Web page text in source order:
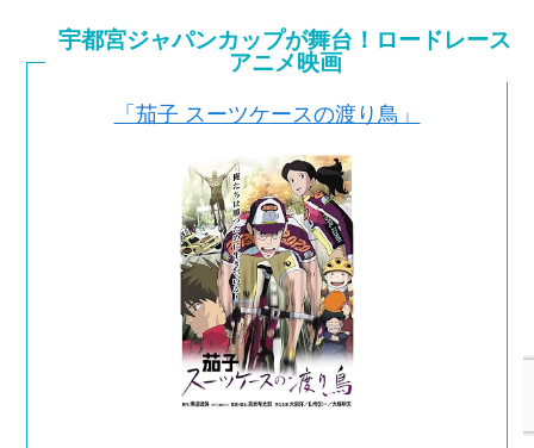
宇都宮ジャパンカップが舞台！ロードレース
アニメ映画
「茄子 スーツケースの渡り鳥」